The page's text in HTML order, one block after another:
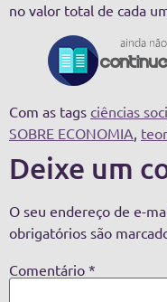
no valor total de cada
Com as tags ciências
SOBRE ECONOMIA,
Deixe um
O seu endereço de e-
obrigatórios são
Comentário *